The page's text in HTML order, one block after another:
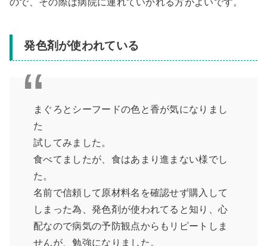
ので、その際は病院に連れていかれる方がよいです。
発色剤が使われている
まぐろとシーフードの色と香が気になりまし
た
試してみました。
食べてましたが、食はあまり進まない様でし
た。
名前で信頼して原材料名を確認せず購入して
しまった為、発色剤が使われてると知り、心
配なので病気の予防観点からもリピートしま
せんが、勉強になりました。